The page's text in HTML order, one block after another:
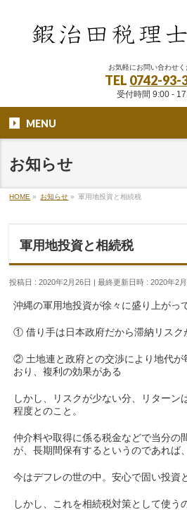
お気軽にお問い合わせ
TEL 0742-93-
受付時間 9:00 -
MENU
お知らせ
HOME » お知らせ » 軍用地投資と相続税
軍用地投資と相続税
投稿日 : 2020年2月26日 最終更新日時 : 2020年2
沖縄の軍用地投資が徐々に盛り上がっ
① 借り手は日本政府だから滞納リスク
② 土地連と政府との交渉により地代が
おり、複利の効果がある
しかし、リスクが少ない分、リターン
程度とのこと。
仲介料や取得に係る税金などで当分の
が、長期間保有するというのであれば、
今はデフレの世の中。安心で固い投資
しかし、これを相続税対策として使う